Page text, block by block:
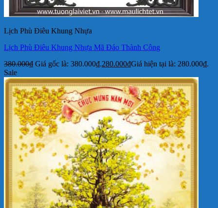
Lịch Phù Điêu Khung Nhựa
Lịch Phù Điêu Khung Nhựa Mã Đáo Thành Công
380.000₫ Giá gốc là: 380.000₫.280.000₫Giá hiện tại là: 280.000₫.
Sale